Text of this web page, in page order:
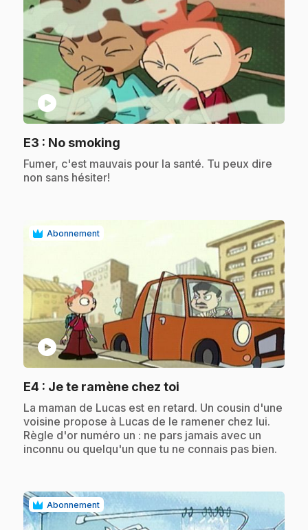
play_circle
E3 : No smoking
.Fumer, c'est mauvais pour la santé. Tu peux dire
non sans hésiter!
Abonnement
play_circle
E4 : Je te ramène chez toi
.La maman de Lucas est en retard. Un cousin d'une
voisine propose à Lucas de le ramener chez lui.
Règle d'or numéro un : ne pars jamais avec un
inconnu ou quelqu'un que tu ne connais pas bien.
Abonnement